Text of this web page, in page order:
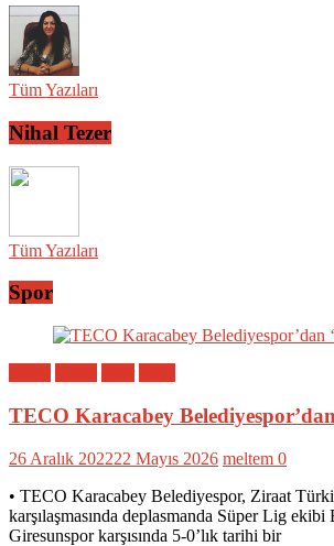
Tüm Yazıları
Nihal Tezer
Tüm Yazıları
Spor
TECO Karacabey Belediyespor’dan
26 Aralık 202222 Mayıs 2026 meltem 0
• TECO Karacabey Belediyespor, Ziraat
karşılaşmasında deplasmanda Süper Lig
Giresunspor karşısında 5-0’lık tarihi bir